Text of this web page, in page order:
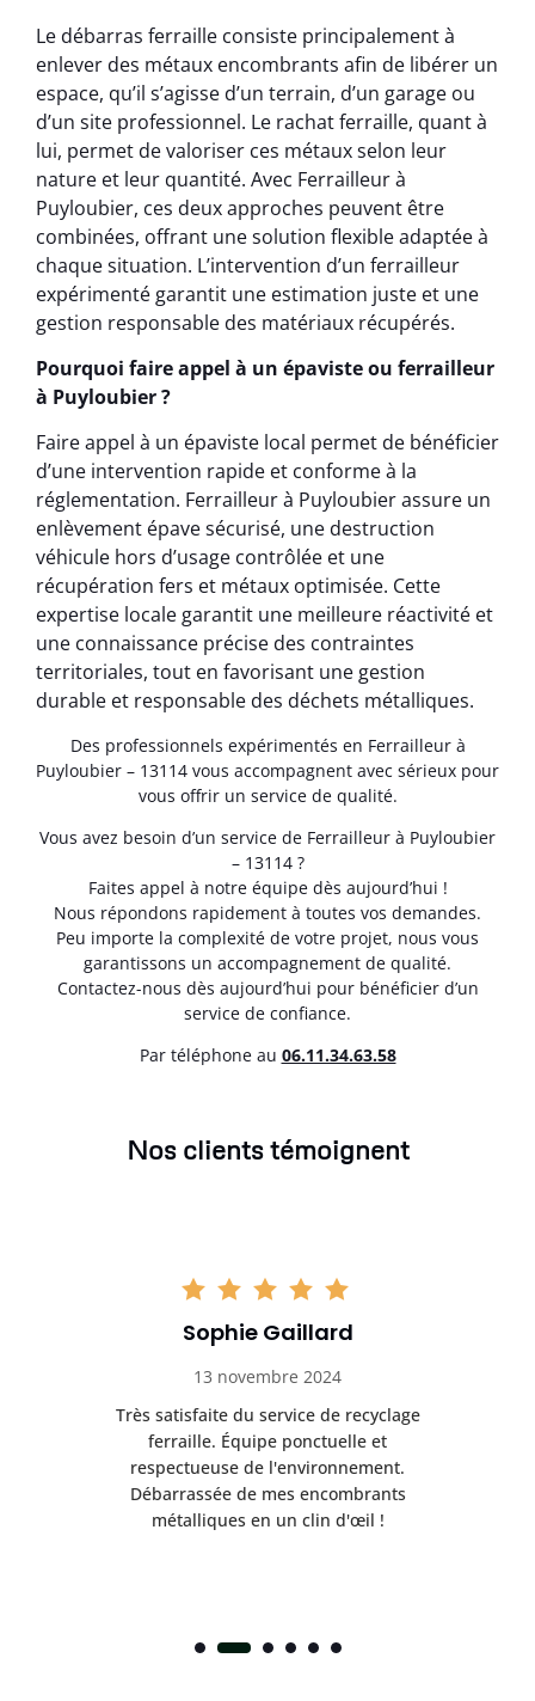
Le débarras ferraille consiste principalement à
enlever des métaux encombrants afin de libérer un
espace, qu’il s’agisse d’un terrain, d’un garage ou
d’un site professionnel. Le rachat ferraille, quant à
lui, permet de valoriser ces métaux selon leur
nature et leur quantité. Avec Ferrailleur à
Puyloubier, ces deux approches peuvent être
combinées, offrant une solution flexible adaptée à
chaque situation. L’intervention d’un ferrailleur
expérimenté garantit une estimation juste et une
gestion responsable des matériaux récupérés.
Pourquoi faire appel à un épaviste ou ferrailleur
à Puyloubier ?
Faire appel à un épaviste local permet de bénéficier
d’une intervention rapide et conforme à la
réglementation. Ferrailleur à Puyloubier assure un
enlèvement épave sécurisé, une destruction
véhicule hors d’usage contrôlée et une
récupération fers et métaux optimisée. Cette
expertise locale garantit une meilleure réactivité et
une connaissance précise des contraintes
territoriales, tout en favorisant une gestion
durable et responsable des déchets métalliques.
Des professionnels expérimentés en Ferrailleur à
Puyloubier – 13114 vous accompagnent avec sérieux pour
vous offrir un service de qualité.
Vous avez besoin d’un service de Ferrailleur à Puyloubier
– 13114 ?
Faites appel à notre équipe dès aujourd’hui !
Nous répondons rapidement à toutes vos demandes.
Peu importe la complexité de votre projet, nous vous
garantissons un accompagnement de qualité.
Contactez-nous dès aujourd’hui pour bénéficier d’un
service de confiance.
Par téléphone au 06.11.34.63.58
Nos clients témoignent
Sophie Gaillard
13 novembre 2024
Très satisfaite du service de recyclage
ferraille. Équipe ponctuelle et
respectueuse de l'environnement.
Débarrassée de mes encombrants
métalliques en un clin d'œil !